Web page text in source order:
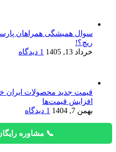
سوال همیشگی همراهان
ریچ؟!
خرداد 13, 1405
1 دیدگاه
قیمت جدید محصولات ایران
افزایش قیمت‌ها
بهمن 7, 1404
1 دیدگاه
📞 مشاوره